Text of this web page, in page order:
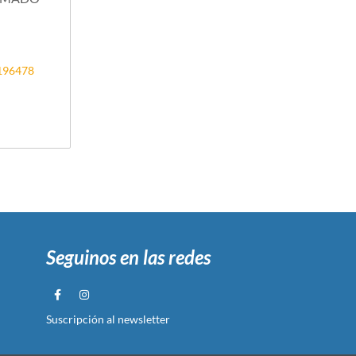
Seguinos en las redes
Suscripción al newsletter